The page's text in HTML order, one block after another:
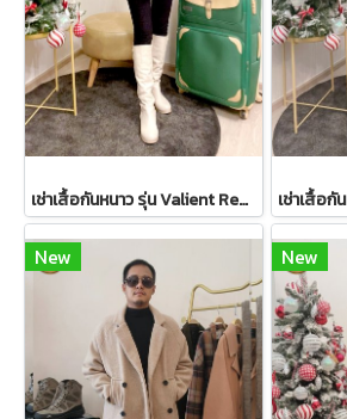
เช่าเสื้อกันหนาว รุ่น Valient Red PeaCoat 2110GCL1689FARE1
New New